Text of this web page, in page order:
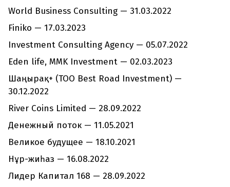
World Business Consulting — 31.03.2022
Finiko — 17.03.2023
Investment Consulting Agency — 05.07.2022
Eden life, MMK Investment — 02.03.2023
Шаңырақ+ (ТОО Best Road Investment) —
30.12.2022
River Coins Limited — 28.09.2022
Денежный поток — 11.05.2021
Великое будущее — 18.10.2021
Нұр-жиһаз — 16.08.2022
Лидер Капитал 168 — 28.09.2022